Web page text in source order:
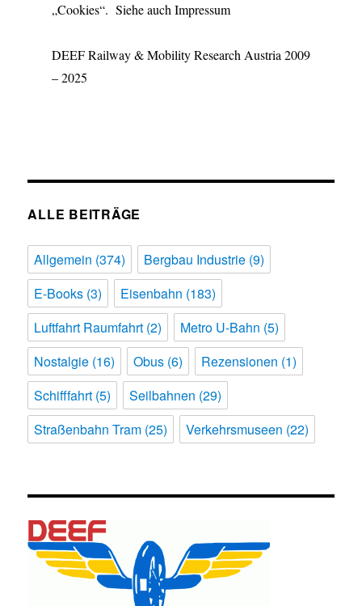
„Cookies“. Siehe auch Impressum
DEEF Railway & Mobility Research Austria 2009
– 2025
ALLE BEITRÄGE
Allgemein (374) Bergbau Industrie (9)
E-Books (3) Eisenbahn (183)
Luftfahrt Raumfahrt (2) Metro U-Bahn (5)
Nostalgie (16) Obus (6) Rezensionen (1)
Schifffahrt (5) Seilbahnen (29)
Straßenbahn Tram (25) Verkehrsmuseen (22)